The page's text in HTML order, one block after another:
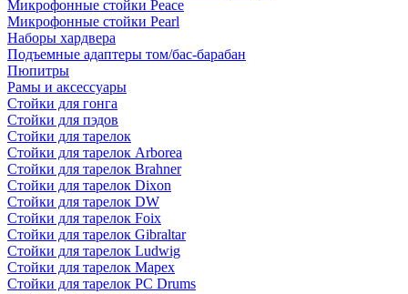
Микрофонные стойки Peace
Микрофонные стойки Pearl
Наборы хардвера
Подъемные адаптеры том/бас-барабан
Пюпитры
Рамы и аксессуары
Стойки для гонга
Стойки для пэдов
Стойки для тарелок
Стойки для тарелок Arborea
Стойки для тарелок Brahner
Стойки для тарелок Dixon
Стойки для тарелок DW
Стойки для тарелок Foix
Стойки для тарелок Gibraltar
Стойки для тарелок Ludwig
Стойки для тарелок Mapex
Стойки для тарелок PC Drums